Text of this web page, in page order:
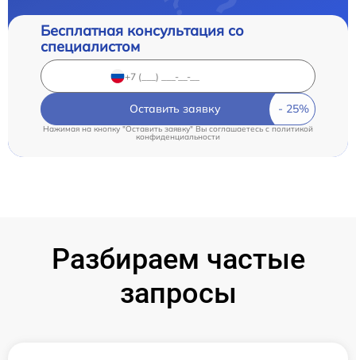
Бесплатная консультация со
специалистом
Оставить заявку
Нажимая на кнопку "Оставить заявку" Вы соглашаетесь cполитикой
конфиденциальности
Разбираем частые
запросы